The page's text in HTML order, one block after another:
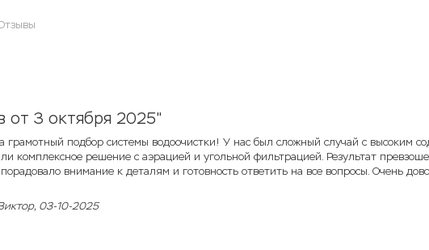
от 3 октября 2025"
грамотный подбор системы водоочистки! У нас был сложный случай с высоким
комплексное решение с аэрацией и угольной фильтрацией. Результат
внимание к деталям и готовность ответить на все вопросы. Очень
, 03-10-2025